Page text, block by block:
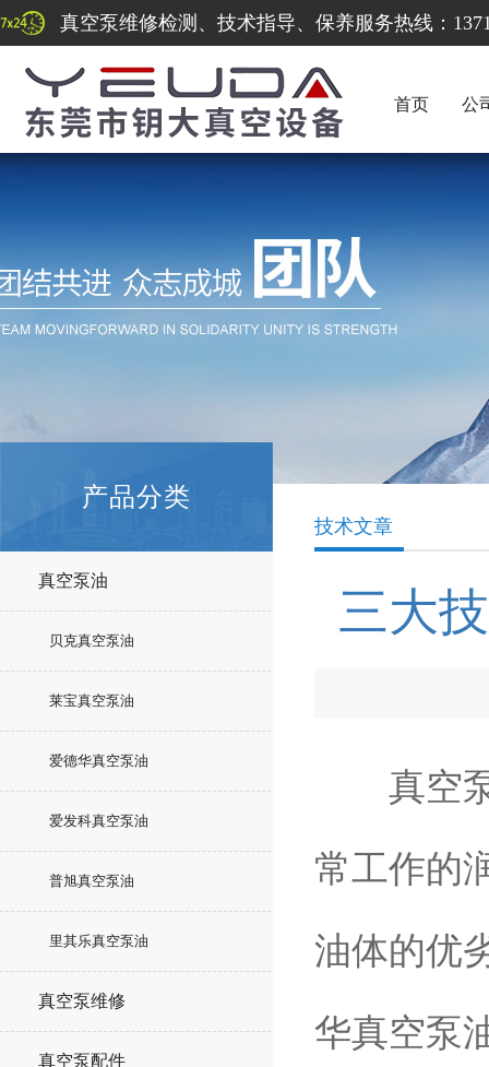
真空泵维修检测、技术指导、保养服务热线：
首页 公
产品分类
真空泵油
贝克真空泵油
莱宝真空泵油
爱德华真空泵油
爱发科真空泵油
普旭真空泵油
里其乐真空泵油
真空泵维修
真空泵配件
技术文章
三大
真空泵
常工作的
油体的优
华真空泵